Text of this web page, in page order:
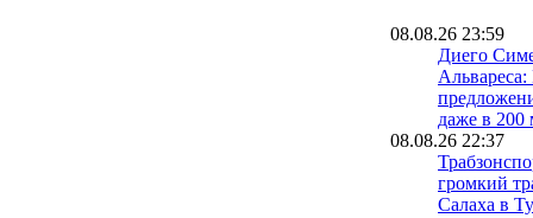
08.08.26 23:59
Диего
даже в 200
08.08.26 22:37
громкий
Салаха в